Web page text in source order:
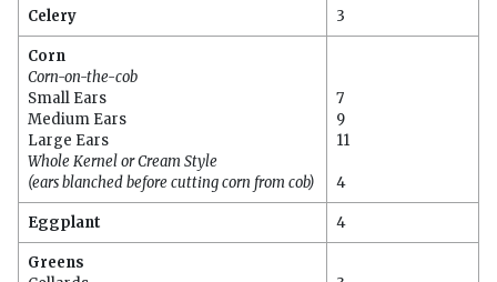
Celery 3
Corn
Corn-on-the-cob
Small Ears
Medium Ears
Large Ears
Whole Kernel or Cream Style
(ears blanched before cutting corn from cob)
7
9
11
4
Eggplant 4
Greens